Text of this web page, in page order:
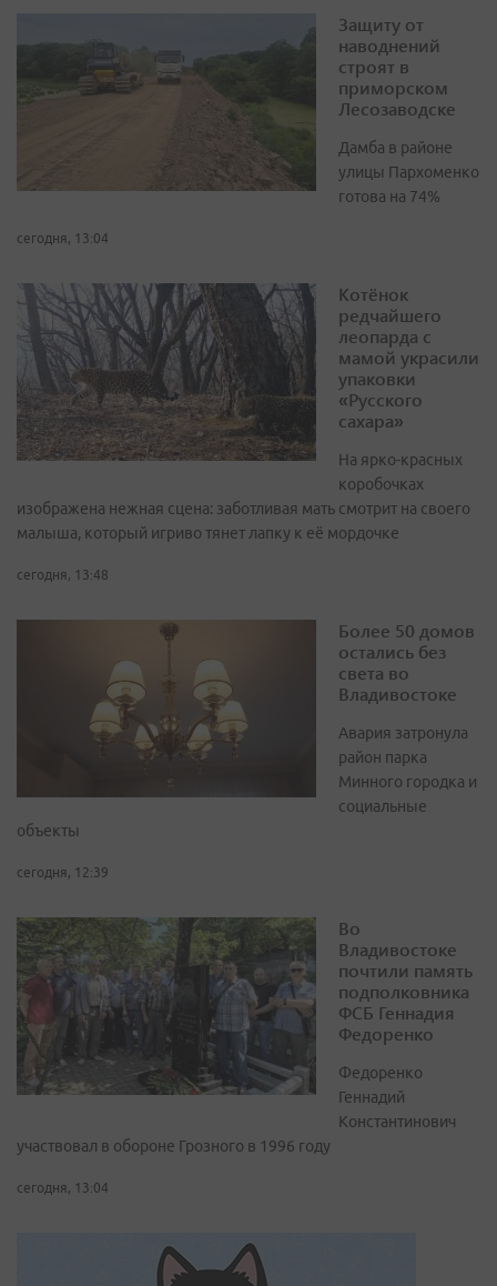
Защиту от
наводнений
строят в
приморском
Лесозаводске
Дамба в районе
улицы Пархоменко
готова на 74%
сегодня, 13:04
Котёнок
редчайшего
леопарда с
мамой украсили
упаковки
«Русского
сахара»
На ярко-красных
коробочках
изображена нежная сцена: заботливая мать смотрит на своего
малыша, который игриво тянет лапку к её мордочке
сегодня, 13:48
Более 50 домов
остались без
света во
Владивостоке
Авария затронула
район парка
Минного городка и
социальные
объекты
сегодня, 12:39
Во
Владивостоке
почтили память
подполковника
ФСБ Геннадия
Федоренко
Федоренко
Геннадий
Константинович
участвовал в обороне Грозного в 1996 году
сегодня, 13:04